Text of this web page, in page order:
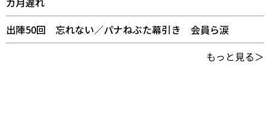
出陣50回 忘れない／パナねぶた幕引き 会員ら涙
もっと見る＞